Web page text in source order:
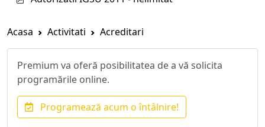
Acasa Activitati Acreditari
Premium va oferă posibilitatea de a vă solicita
programările online.
Programează acum o întâlnire!